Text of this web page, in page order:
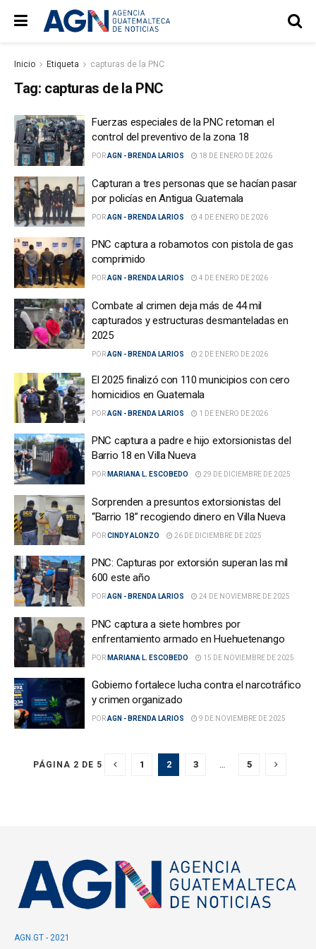
Inicio Etiqueta capturas de la PNC
Tag: capturas de la PNC
Fuerzas especiales de la PNC retoman el
control del preventivo de la zona 18
PORAGN - BRENDA LARIOS 18 DE ENERO DE 2026
Capturan a tres personas que se hacían pasar
por policías en Antigua Guatemala
PORAGN - BRENDA LARIOS 4 DE ENERO DE 2026
PNC captura a robamotos con pistola de gas
comprimido
PORAGN - BRENDA LARIOS 4 DE ENERO DE 2026
Combate al crimen deja más de 44 mil
capturados y estructuras desmanteladas en
2025
PORAGN - BRENDA LARIOS 2 DE ENERO DE 2026
El 2025 finalizó con 110 municipios con cero
homicidios en Guatemala
PORAGN - BRENDA LARIOS 1 DE ENERO DE 2026
PNC captura a padre e hijo extorsionistas del
Barrio 18 en Villa Nueva
POR MARIANA L. ESCOBEDO 29 DE DICIEMBRE DE 2025
Sorprenden a presuntos extorsionistas del
“Barrio 18” recogiendo dinero en Villa Nueva
PORCINDY ALONZO 26 DE DICIEMBRE DE 2025
PNC: Capturas por extorsión superan las mil
600 este año
PORAGN - BRENDA LARIOS 24 DE NOVIEMBRE DE 2025
PNC captura a siete hombres por
enfrentamiento armado en Huehuetenango
POR MARIANA L. ESCOBEDO 15 DE NOVIEMBRE DE 2025
Gobierno fortalece lucha contra el narcotráfico
y crimen organizado
PORAGN - BRENDA LARIOS 9 DE NOVIEMBRE DE 2025
PÁGINA 2 DE 5 1 2 3 5
AGN.GT - 2021